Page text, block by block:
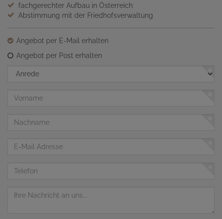
fachgerechter Aufbau in Österreich
Abstimmung mit der Friedhofsverwaltung
Angebot per E-Mail erhalten
Angebot per Post erhalten
Anrede
Vorname
Nachname
Telefon
Nachricht